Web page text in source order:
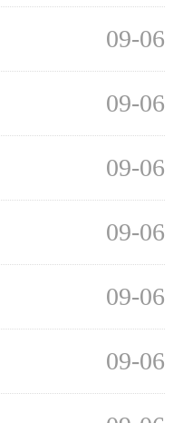
09-06
09-06
09-06
09-06
09-06
09-06